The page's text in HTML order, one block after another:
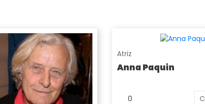
Atriz
Anna Paquin
0